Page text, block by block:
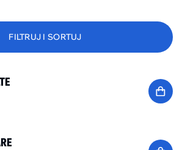
FILTRUJ I SORTUJ